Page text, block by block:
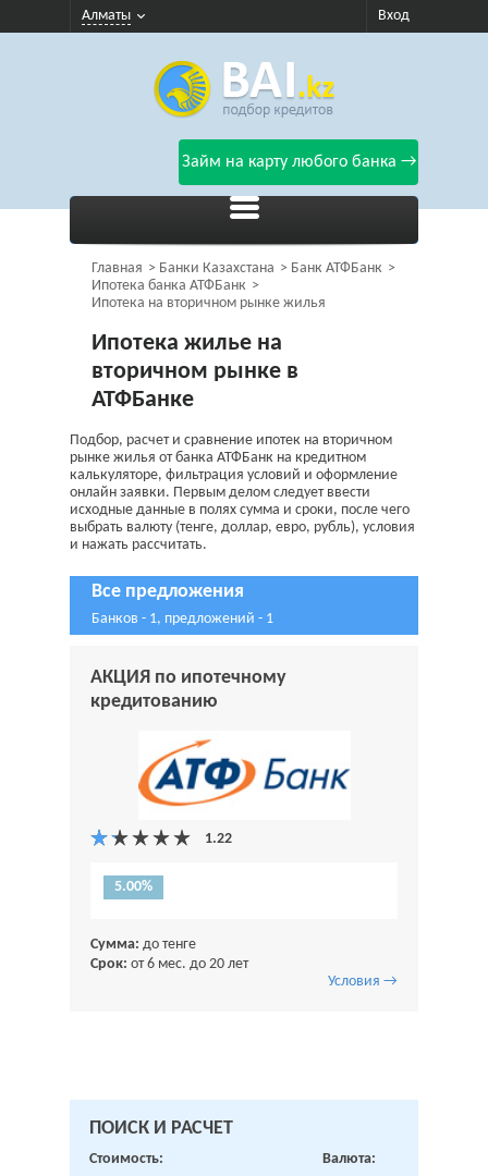
Алматы Вход
Займ на карту любого банка →
Главная Банки Казахстана
Банк АТФБанк
Ипотека банка АТФБанк
Ипотека на вторичном рынке жилья
Ипотека жилье на
вторичном рынке в
АТФБанке
Подбор, расчет и сравнение ипотек на вторичном
рынке жилья от банка АТФБанк на кредитном
калькуляторе, фильтрация условий и оформление
онлайн заявки. Первым делом следует ввести
исходные данные в полях сумма и сроки, после чего
выбрать валюту (тенге, доллар, евро, рубль), условия
и нажать рассчитать.
Все предложения
Банков - 1, предложений - 1
АКЦИЯ по ипотечному
кредитованию
5.00%
Сумма: до тенге
Срок: от 6 мес. до 20 лет
Условия →
ПОИСК И РАСЧЕТ
Стоимость:
Валюта: